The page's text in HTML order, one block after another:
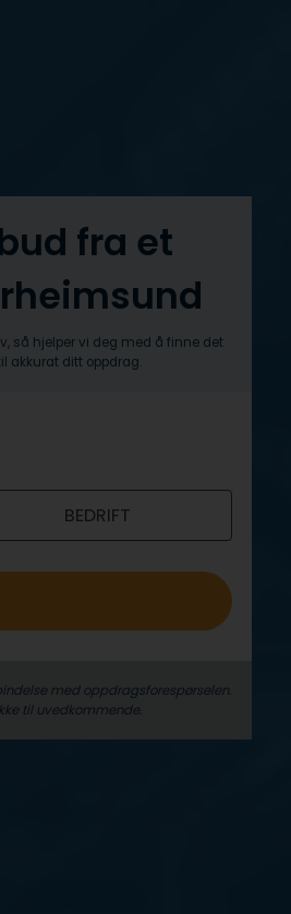
fra et
så hjelper vi deg med å finne det
akkurat ditt oppdrag.
BEDRIFT
med oppdrags­forespørselen.
til uvedkommende.